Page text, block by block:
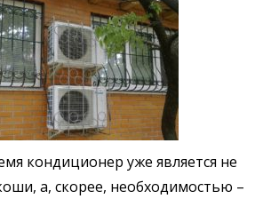
кондиционер уже является не
а, скорее, необходимостью –